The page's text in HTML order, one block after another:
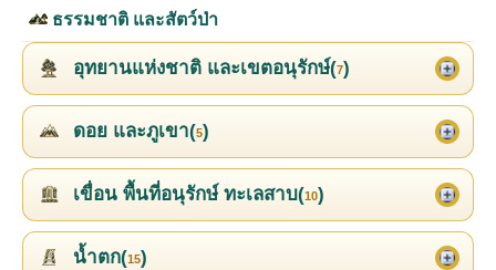
ธรรมชาติ และสัตว์ป่า
อุทยานแห่งชาติ และเขตอนุรักษ์(7)
ดอย และภูเขา(5)
เขื่อน พื้นที่อนุรักษ์ ทะเลสาบ(10)
น้ำตก(15)